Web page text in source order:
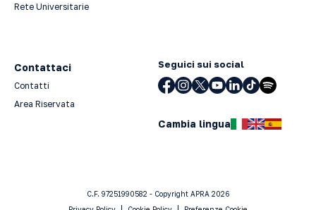
Rete Universitarie
Contattaci
Contatti
Area Riservata
Seguici sui social
Cambia lingua
C.F. 97251990582 - Copyright APRA 2026